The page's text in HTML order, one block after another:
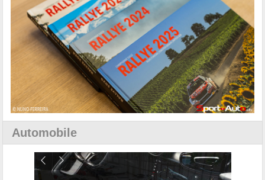
Automobile